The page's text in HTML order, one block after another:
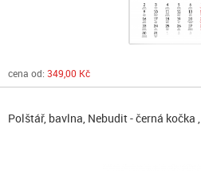
cena od: 349,00 Kč
Polštář, bavlna, Nebudit - černá kočka